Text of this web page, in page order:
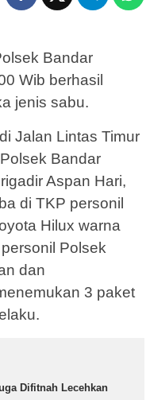
Bandar
Wib berhasil
jenis sabu.
Jalan Lintas Timur
Bandar
Aspan Hari,
di TKP personil
Hilux warna
Polsek
dan
3 paket
Difitnah Lecehkan